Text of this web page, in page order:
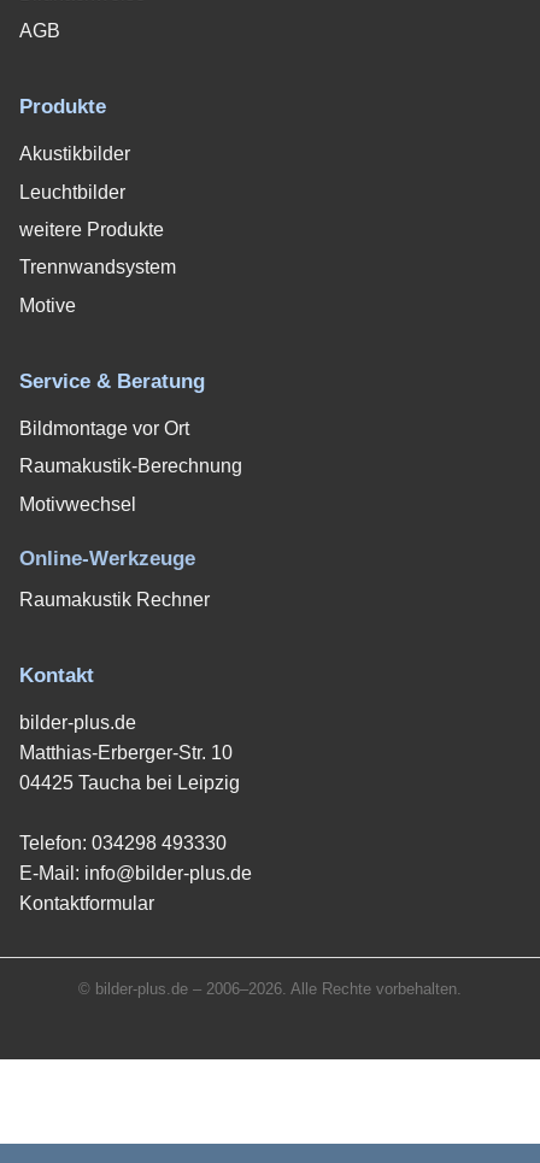
AGB
Produkte
Akustikbilder
Leuchtbilder
weitere Produkte
Trennwandsystem
Motive
Service & Beratung
Bildmontage vor Ort
Raumakustik-Berechnung
Motivwechsel
Online-Werkzeuge
Raumakustik Rechner
Kontakt
bilder-plus.de
Matthias-Erberger-Str. 10
04425 Taucha bei Leipzig
Telefon: 034298 493330
E-Mail: info@bilder-plus.de
Kontaktformular
© bilder-plus.de – 2006–2026. Alle Rechte vorbehalten.